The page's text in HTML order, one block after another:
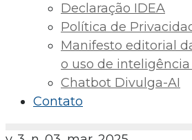
Declaração IDEA
Política de
Manifesto editorial
o uso de
Chatbot Divulga-AI
Contato